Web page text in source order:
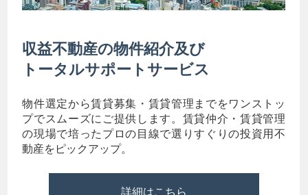
収益不動産の物件紹介及び
トータルサポートサービス
物件選定から賃貸募集・賃貸管理までをワンストッ
プでスムーズにご提供します。賃貸仲介・賃貸管理
の現場で培ったプロの目線で選りすぐりの投資用不
動産をピックアップ。
詳細はこちら